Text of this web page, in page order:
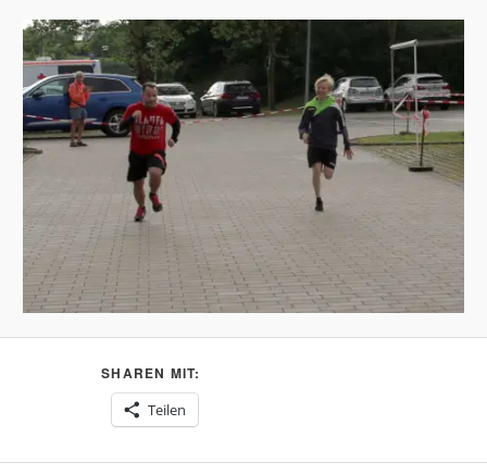
SHAREN MIT:
Teilen